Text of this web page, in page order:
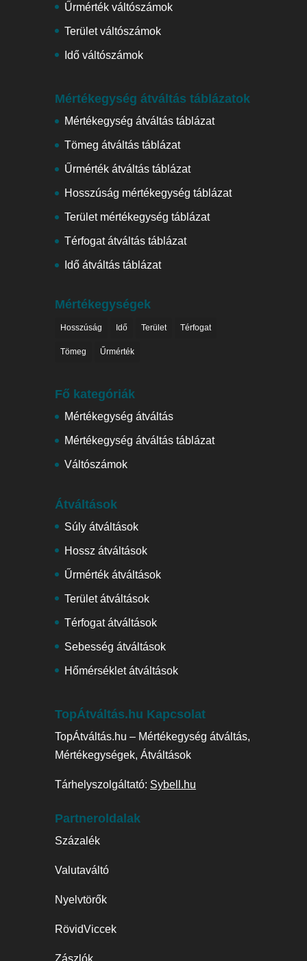
Űrmérték váltószámok
Terület váltószámok
Idő váltószámok
Mértékegység átváltás táblázatok
Mértékegység átváltás táblázat
Tömeg átváltás táblázat
Űrmérték átváltás táblázat
Hosszúság mértékegység táblázat
Terület mértékegység táblázat
Térfogat átváltás táblázat
Idő átváltás táblázat
Mértékegységek
Hosszúság Idő Terület Térfogat
Tömeg Űrmérték
Fő kategóriák
Mértékegység átváltás
Mértékegység átváltás táblázat
Váltószámok
Átváltások
Súly átváltások
Hossz átváltások
Űrmérték átváltások
Terület átváltások
Térfogat átváltások
Sebesség átváltások
Hőmérséklet átváltások
TopÁtváltás.hu Kapcsolat
TopÁtváltás.hu – Mértékegység átváltás,
Mértékegységek, Átváltások
Tárhelyszolgáltató: Sybell.hu
Partneroldalak
Százalék
Valutaváltó
Nyelvtörők
RövidViccek